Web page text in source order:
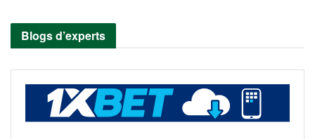
Blogs d’experts